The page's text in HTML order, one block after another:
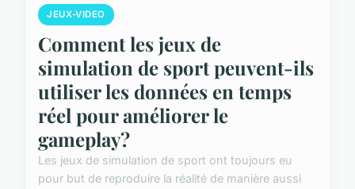
JEUX-VIDEO
Comment les jeux de
simulation de sport peuvent-ils
utiliser les données en temps
réel pour améliorer le
gameplay?
Les jeux de simulation de sport ont toujours eu
pour but de reproduire la réalité de manière aussi